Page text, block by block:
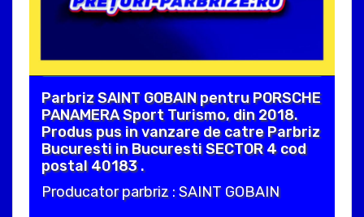
Parbriz SAINT GOBAIN pentru PORSCHE
PANAMERA Sport Turismo, din 2018.
Produs pus in vanzare de catre Parbriz
Bucuresti in Bucuresti SECTOR 4 cod
postal 40183 .
Producator parbriz : SAINT GOBAIN